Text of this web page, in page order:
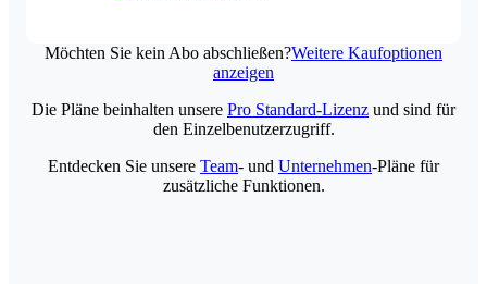
Möchten Sie kein Abo abschließen?Weitere Kaufoptionen
anzeigen
Die Pläne beinhalten unsere Pro Standard-Lizenz und sind für
den Einzelbenutzerzugriff.
Entdecken Sie unsere Team- und Unternehmen-Pläne für
zusätzliche Funktionen.